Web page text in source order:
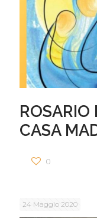
ROSARIO
CASA
0
24 Maggio 2020